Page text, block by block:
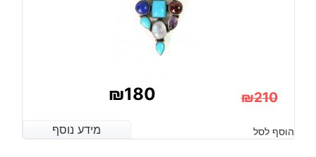
₪210
המקורי
₪180
הנוכחי
מידע נוסף הוסף לסל מידע נוסף